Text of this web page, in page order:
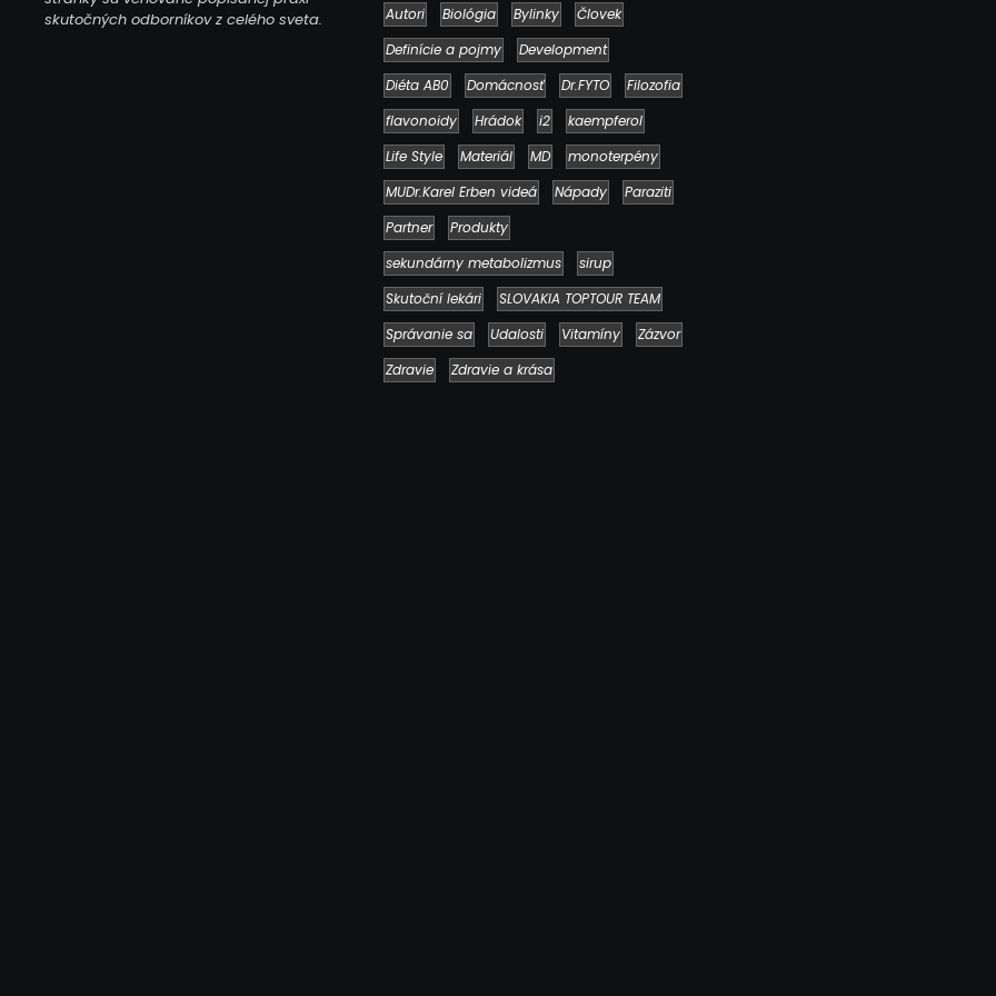
skutočných odborníkov z celého sveta.
Autori Biológia Bylinky
Človek
Definície a pojmy
Development
Diéta AB0
Domácnosť Dr.FYTO
Filozofia
flavonoidy
Hrádok i2
kaempferol
Life Style
Materiál MD
monoterpény
MUDr.Karel Erben videá
Nápady
Paraziti
Partner
Produkty
sekundárny metabolizmus
sirup
Skutoční lekári
SLOVAKIA TOPTOUR TEAM
Správanie sa
Udalosti Vitamíny
Zázvor
Zdravie
Zdravie a krása